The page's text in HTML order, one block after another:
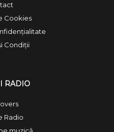
Cookies
Condiții
RADIO
Radio